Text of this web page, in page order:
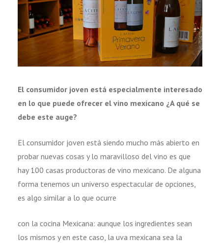
El consumidor joven está especialmente interesado
en lo que puede ofrecer el vino mexicano ¿A qué se
debe este auge?
El consumidor joven está siendo mucho más abierto en
probar nuevas cosas y lo maravilloso del vino es que
hay 100 casas productoras de vino mexicano. De alguna
forma tenemos un universo espectacular de opciones,
es algo similar a lo que ocurre
con la cocina Mexicana: aunque los ingredientes sean
los mismos y en este caso, la uva mexicana sea la